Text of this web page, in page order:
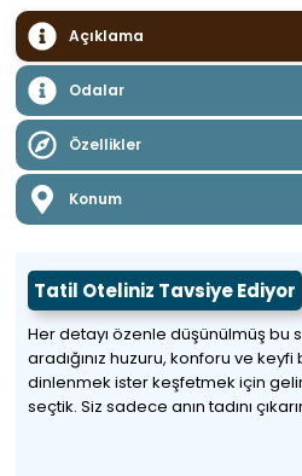
Açıklama
Odalar
Özellikler
Konum
Tatil Oteliniz Tavsiye Ediyor
Her detayı özenle düşünülmüş bu
aradığınız huzuru, konforu ve
dinlenmek ister keşfetmek için
seçtik. Siz sadece anın tadını